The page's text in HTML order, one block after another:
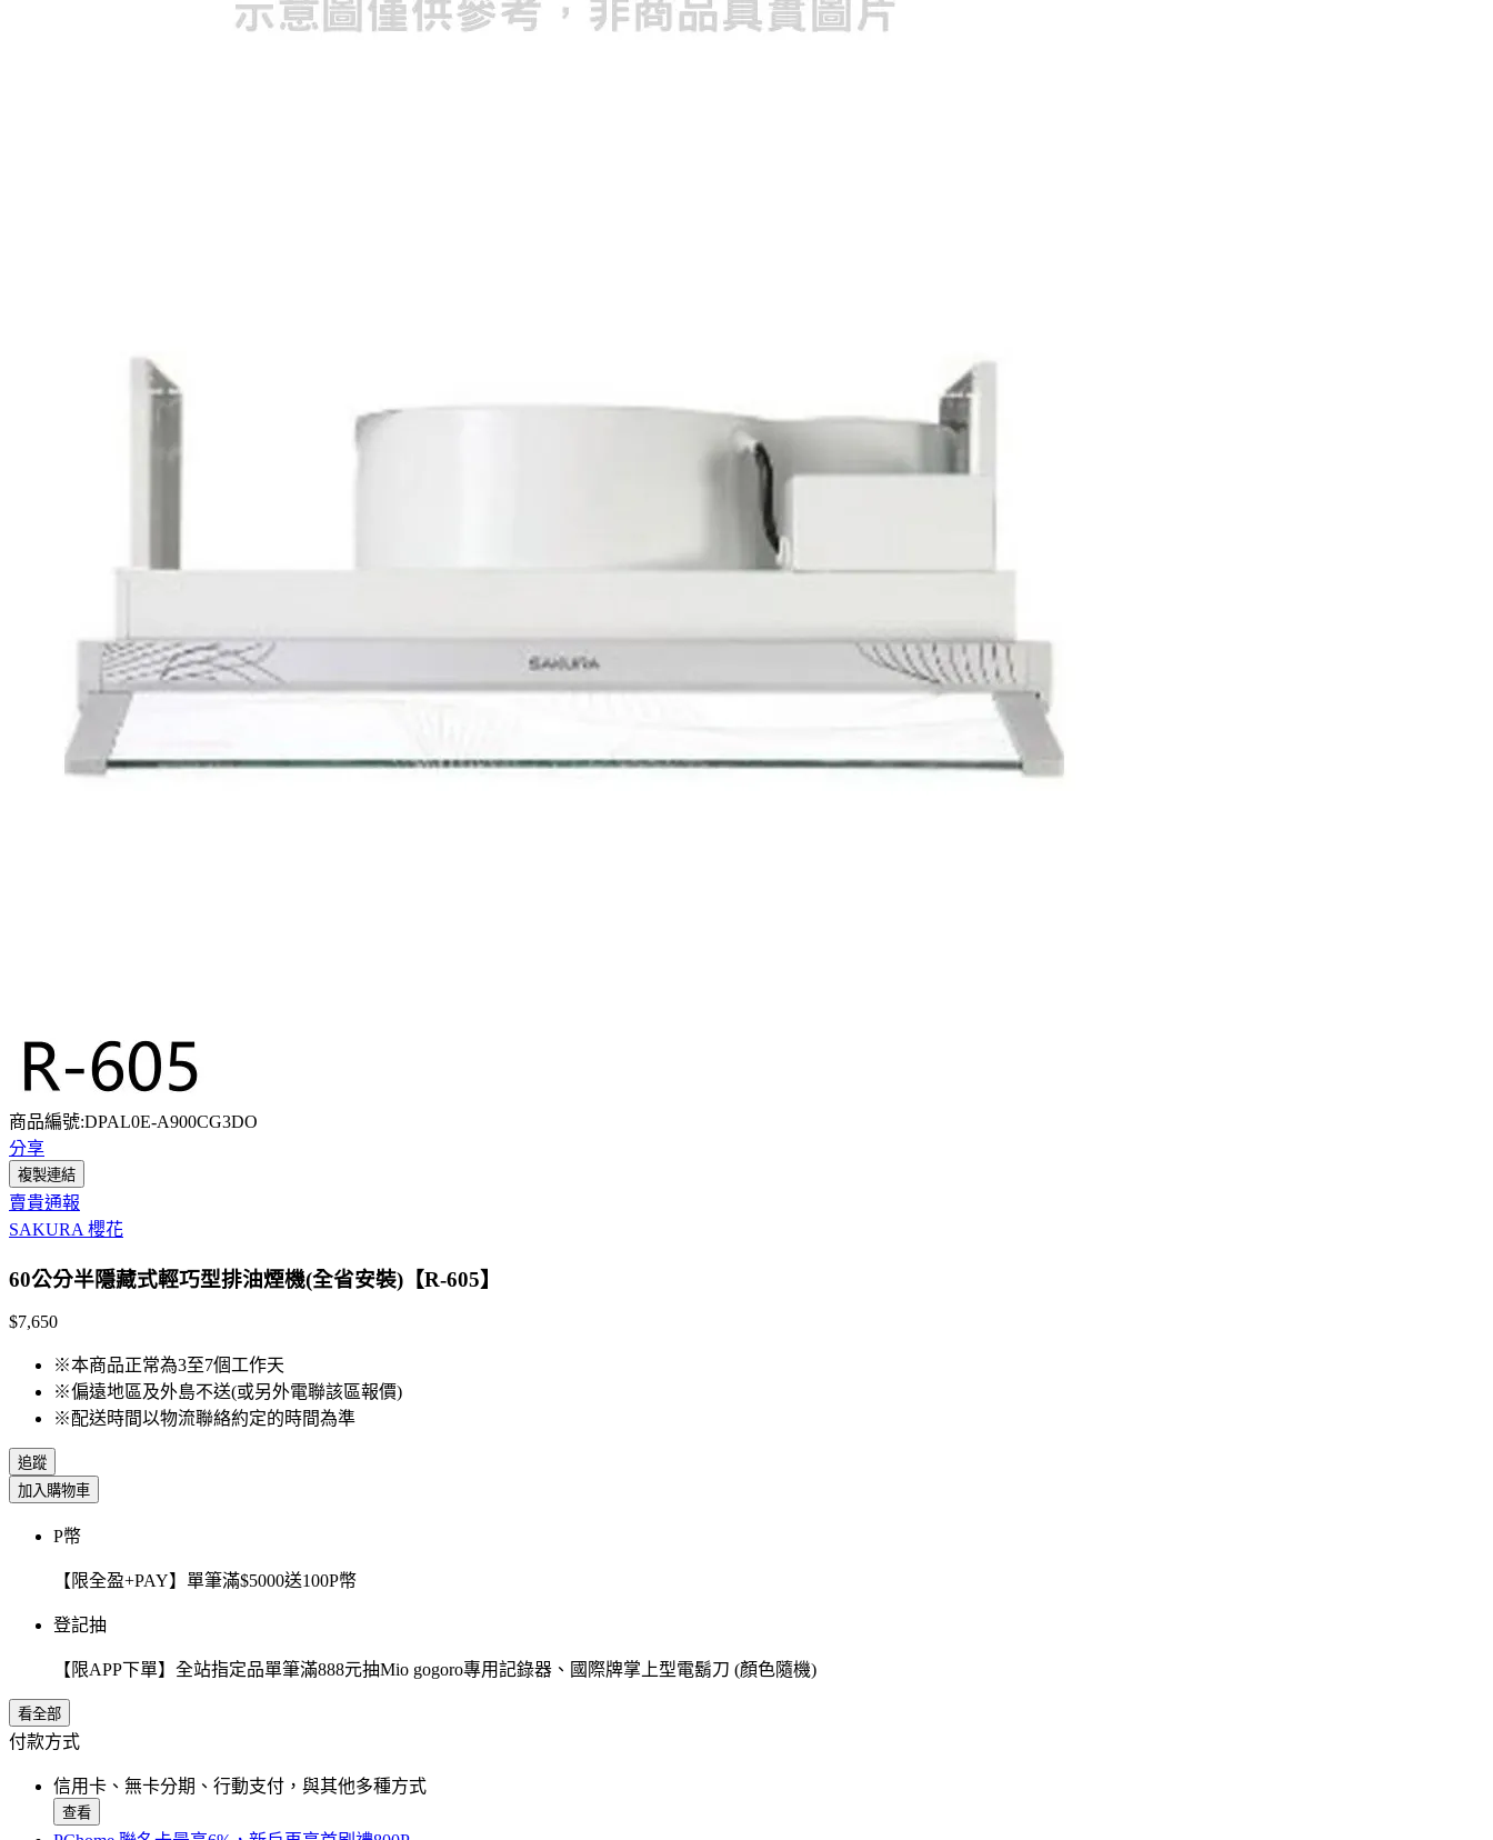
商品編號:DPAL0E-A900CG3DO
分享
複製連結
賣貴通報
SAKURA 櫻花
60公分半隱藏式輕巧型排油煙機(全省安裝)【R-605】
$7,650
※本商品正常為3至7個工作天
※偏遠地區及外島不送(或另外電聯該區報價)
※配送時間以物流聯絡約定的時間為準
追蹤
加入購物車
P幣
【限全盈+PAY】單筆滿$5000送100P幣
登記抽
【限APP下單】全站指定品單筆滿888元抽Mio gogoro專用記錄器、國際牌掌上型電鬍刀 (顏色隨機)
看全部
付款方式
信用卡、無卡分期、行動支付，與其他多種方式
查看